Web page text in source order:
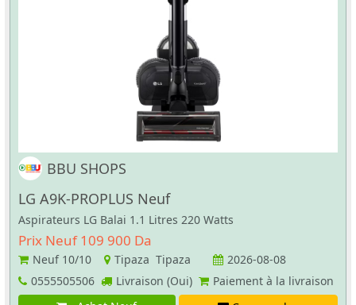
BBU SHOPS
LG A9K-PROPLUS Neuf
Aspirateurs LG Balai 1.1 Litres 220 Watts
Prix Neuf 109 900 Da
Neuf 10/10 Tipaza Tipaza
2026-08-08
0555505506
Livraison (Oui)
Paiement à la livraison